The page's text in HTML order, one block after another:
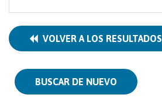
VOLVER A LOS RESULTADOS
BUSCAR DE NUEVO